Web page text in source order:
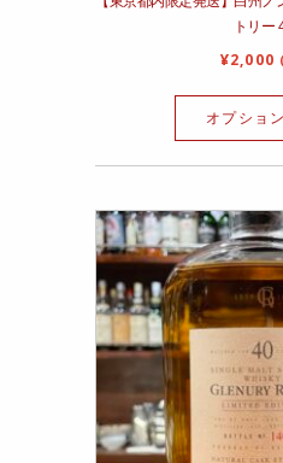
トリー
¥2,000
オプショ